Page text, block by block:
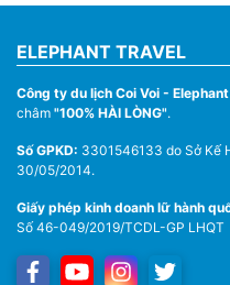
ELEPHANT TRAVEL
Công ty du lịch Coi Voi -
châm "100% HÀI LÒNG".
Số GPKD: 3301546133 do Sở Kế
30/05/2014.
Giấy phép kinh doanh lữ hành
Số 46-049/2019/TCDL-GP LHQT